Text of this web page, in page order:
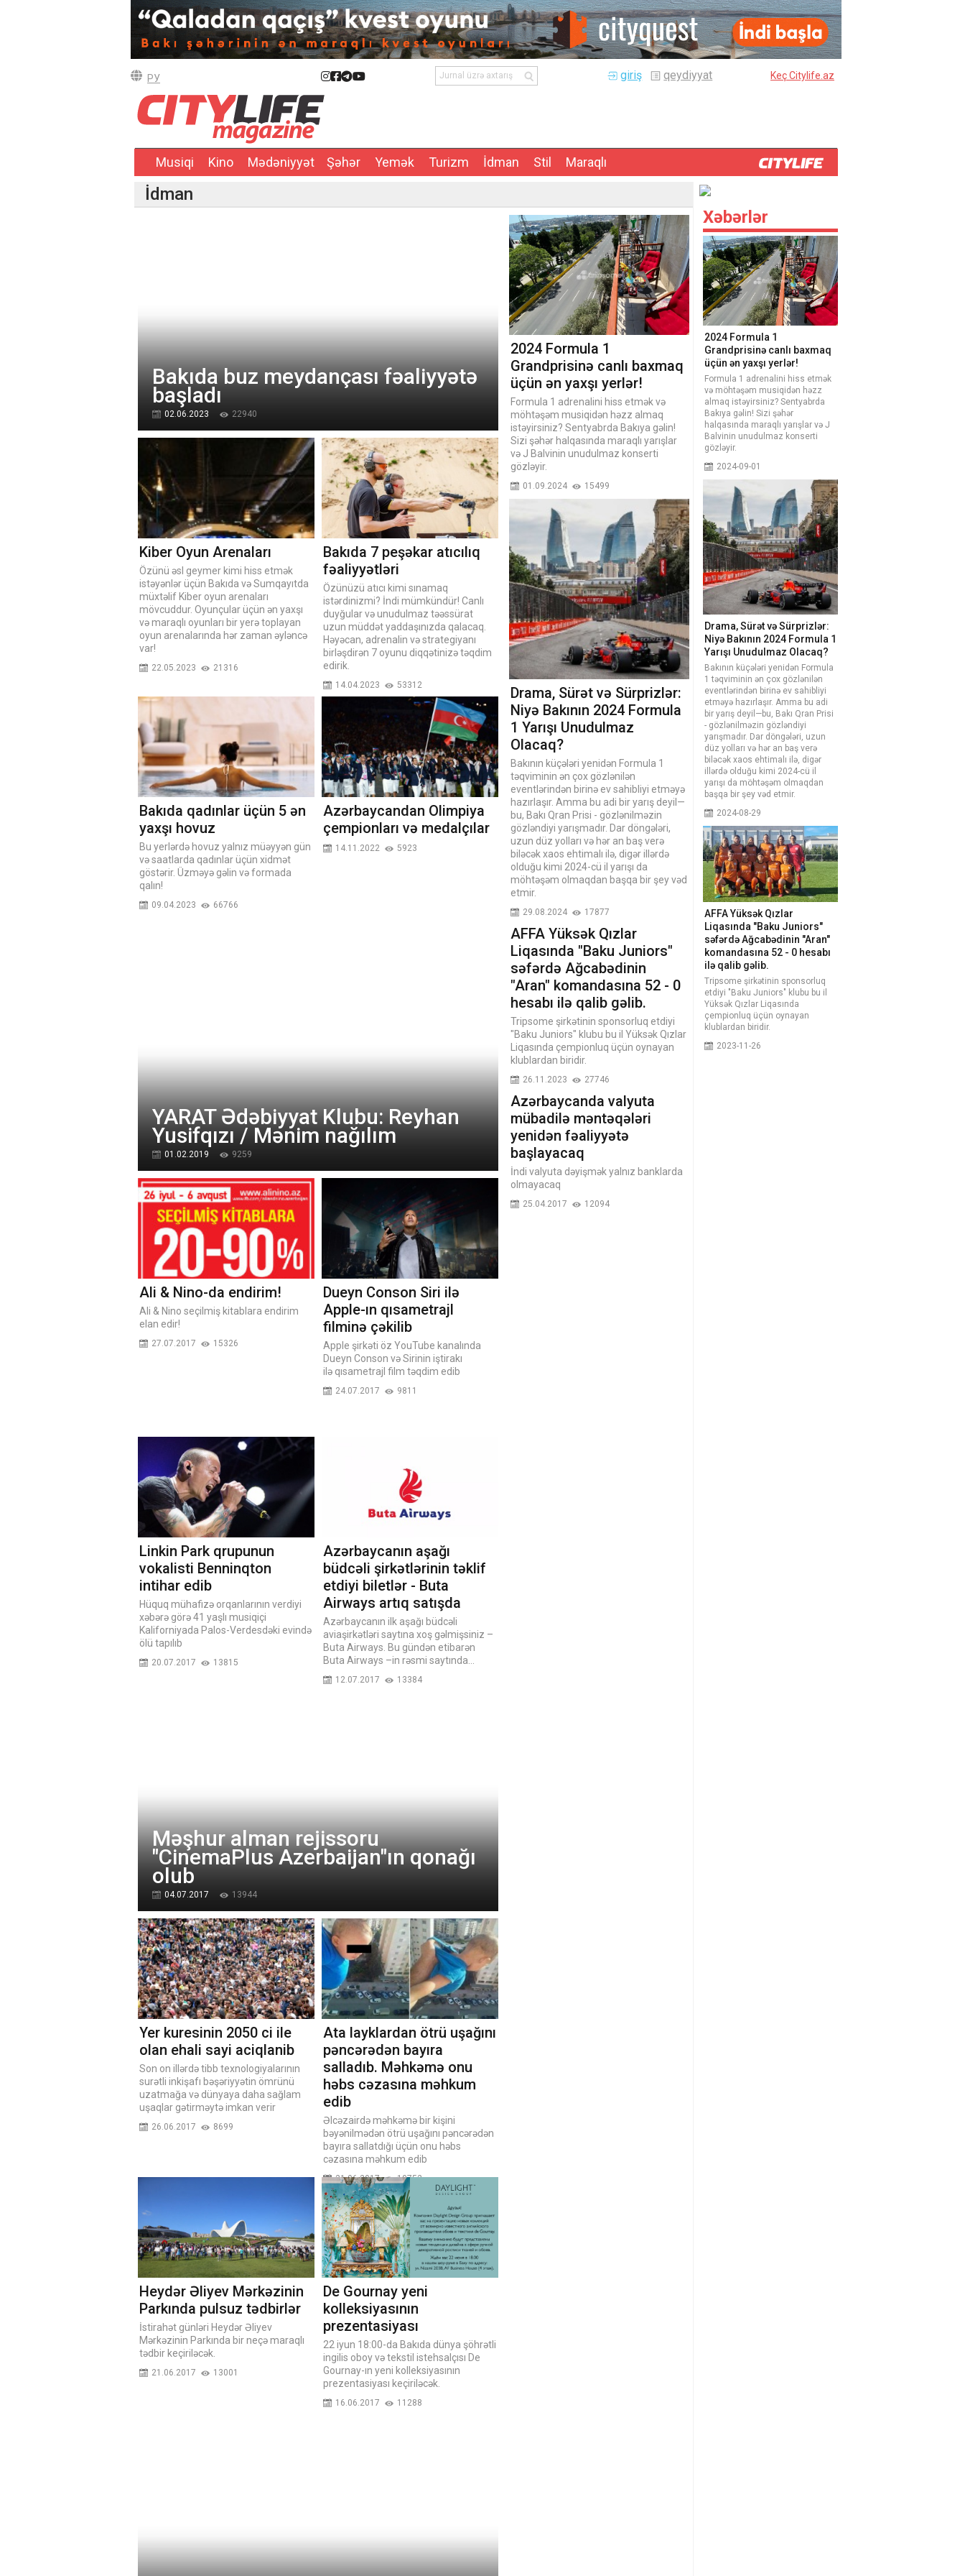
РУ qeydiyyat
giriş Keç Citylife.az
Musiqi Kino Mədəniyyət Şəhər Yemək Turizm İdman Stil Maraqlı
İdman
Bakıda buz meydançası fəaliyyətə
başladı
02.06.2023 22940
Kiber Oyun Arenaları
Özünü əsl geymer kimi hiss etmək
istəyənlər üçün Bakıda və Sumqayıtda
müxtəlif Kiber oyun arenaları
mövcuddur. Oyunçular üçün ən yaxşı
və maraqlı oyunları bir yerə toplayan
oyun arenalarında hər zaman əyləncə
var!
22.05.2023 21316
Bakıda 7 peşəkar atıcılıq
fəaliyyətləri
Özünüzü atıcı kimi sınamaq
istərdinizmi? İndi mümkündür! Canlı
duyğular və unudulmaz təəssürat
uzun müddət yaddaşınızda qalacaq.
Həyəcan, adrenalin və strategiyanı
birləşdirən 7 oyunu diqqətinizə təqdim
edirik.
14.04.2023 53312
Bakıda qadınlar üçün 5 ən
yaxşı hovuz
Bu yerlərdə hovuz yalnız müəyyən gün
və saatlarda qadınlar üçün xidmət
göstərir. Üzməyə gəlin və formada
qalın!
09.04.2023 66766
Azərbaycandan Olimpiya
çempionları və medalçılar
14.11.2022 5923
YARAT Ədəbiyyat Klubu: Reyhan
Yusifqızı / Mənim nağılım
01.02.2019 9259
Ali & Nino-da endirim!
Ali & Nino seçilmiş kitablara endirim
elan edir!
27.07.2017 15326
Dueyn Conson Siri ilə
Apple-ın qısametrajl
filminə çəkilib
Apple şirkəti öz YouTube kanalında
Dueyn Conson və Sirinin iştirakı
ilə qısametrajl film təqdim edib
24.07.2017 9811
Linkin Park qrupunun
vokalisti Benninqton
intihar edib
Hüquq mühafizə orqanlarının verdiyi
xəbərə görə 41 yaşlı musiqiçi
Kaliforniyada Palos-Verdesdəki evində
ölü tapılıb
20.07.2017 13815
Azərbaycanın aşağı
büdcəli şirkətlərinin təklif
etdiyi biletlər - Buta
Airways artıq satışda
Azərbaycanın ilk aşağı büdcəli
aviaşirkətləri saytına xoş gəlmişsiniz –
Buta Airways. Bu gündən etibarən
Buta Airways –in rəsmi saytında...
12.07.2017 13384
Məşhur alman rejissoru
"CinemaPlus Azerbaijan"ın qonağı
olub
04.07.2017 13944
Yer kuresinin 2050 ci ile
olan ehali sayi aciqlanib
Son on illərdə tibb texnologiyalarının
surətli inkişafı bəşəriyyətin ömrünü
uzatmağa və dünyaya daha sağlam
uşaqlar gətirməytə imkan verir
26.06.2017 8699
Ata layklardan ötrü uşağını
pəncərədən bayıra
salladıb. Məhkəmə onu
həbs cəzasına məhkum
edib
Əlcəzairdə məhkəmə bir kişini
bəyənilmədən ötrü uşağını pəncərədən
bayıra sallatdığı üçün onu həbs
cəzasına məhkum edib
21.06.2017 10752
Heydər Əliyev Mərkəzinin
Parkında pulsuz tədbirlər
İstirahət günləri Heydər Əliyev
Mərkəzinin Parkında bir neçə maraqlı
tədbir keçiriləcək.
21.06.2017 13001
De Gournay yeni
kolleksiyasının
prezentasiyası
22 iyun 18:00-da Bakıda dünya şöhrətli
ingilis oboy və tekstil istehsalçısı De
Gournay-ın yeni kolleksiyasının
prezentasiyası keçiriləcək.
16.06.2017 11288
2024 Formula 1
Grandprisinə canlı baxmaq
üçün ən yaxşı yerlər!
Formula 1 adrenalini hiss etmək və
möhtəşəm musiqidən həzz almaq
istəyirsiniz? Sentyabrda Bakıya gəlin!
Sizi şəhər halqasında maraqlı yarışlar
və J Balvinin unudulmaz konserti
gözləyir.
01.09.2024 15499
Drama, Sürət və Sürprizlər:
Niyə Bakının 2024 Formula
1 Yarışı Unudulmaz
Olacaq?
Bakının küçələri yenidən Formula 1
təqviminin ən çox gözlənilən
eventlərindən birinə ev sahibliyi etməyə
hazırlaşır. Amma bu adi bir yarış deyil—
bu, Bakı Qran Prisi - gözlənilməzin
gözləndiyi yarışmadır. Dar döngələri,
uzun düz yolları və hər an baş verə
biləcək xaos ehtimalı ilə, digər illərdə
olduğu kimi 2024-cü il yarışı da
möhtəşəm olmaqdan başqa bir şey vəd
etmir.
29.08.2024 17877
AFFA Yüksək Qızlar
Liqasında "Baku Juniors"
səfərdə Ağcabədinin
"Aran" komandasına 52 - 0
hesabı ilə qalib gəlib.
Tripsome şirkətinin sponsorluq etdiyi
"Baku Juniors" klubu bu il Yüksək Qızlar
Liqasında çempionluq üçün oynayan
klublardan biridir.
26.11.2023 27746
Azərbaycanda valyuta
mübadilə məntəqələri
yenidən fəaliyyətə
başlayacaq
İndi valyuta dəyişmək yalnız banklarda
olmayacaq
25.04.2017 12094
Xəbərlər
2024 Formula 1
Grandprisinə canlı baxmaq
üçün ən yaxşı yerlər!
Formula 1 adrenalini hiss etmək
və möhtəşəm musiqidən həzz
almaq istəyirsiniz? Sentyabrda
Bakıya gəlin! Sizi şəhər
halqasında maraqlı yarışlar və J
Balvinin unudulmaz konserti
gözləyir.
2024-09-01
Drama, Sürət və Sürprizlər:
Niyə Bakının 2024 Formula 1
Yarışı Unudulmaz Olacaq?
Bakının küçələri yenidən Formula
1 təqviminin ən çox gözlənilən
eventlərindən birinə ev sahibliyi
etməyə hazırlaşır. Amma bu adi
bir yarış deyil—bu, Bakı Qran Prisi
- gözlənilməzin gözləndiyi
yarışmadır. Dar döngələri, uzun
düz yolları və hər an baş verə
biləcək xaos ehtimalı ilə, digər
illərdə olduğu kimi 2024-cü il
yarışı da möhtəşəm olmaqdan
başqa bir şey vəd etmir.
2024-08-29
AFFA Yüksək Qızlar
Liqasında "Baku Juniors"
səfərdə Ağcabədinin "Aran"
komandasına 52 - 0 hesabı
ilə qalib gəlib.
Tripsome şirkətinin sponsorluq
etdiyi "Baku Juniors" klubu bu il
Yüksək Qızlar Liqasında
çempionluq üçün oynayan
klublardan biridir.
2023-11-26